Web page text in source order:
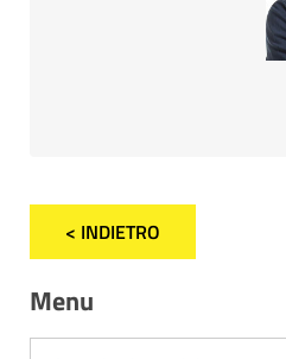
< INDIETRO
Menu